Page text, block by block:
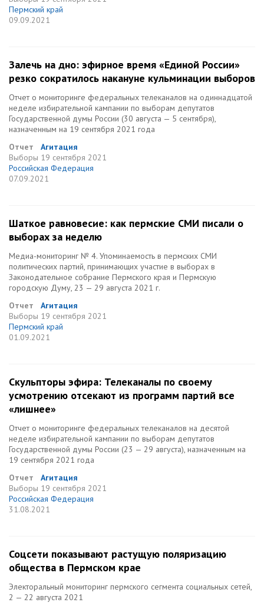
Пермский край
09.09.2021
Залечь на дно: эфирное время «Единой России»
резко сократилось накануне кульминации выборов
Отчет о мониторинге федеральных телеканалов на одиннадцатой
неделе избирательной кампании по выборам депутатов
Государственной думы России (30 августа — 5 сентября),
назначенным на 19 сентября 2021 года
Отчет
Агитация
Выборы 19 сентября 2021
Российская Федерация
07.09.2021
Шаткое равновесие: как пермские СМИ писали о
выборах за неделю
Медиа-мониторинг № 4. Упоминаемость в пермских СМИ
политических партий, принимающих участие в выборах в
Законодательное собрание Пермского края и Пермскую
городскую Думу, 23 — 29 августа 2021 г.
Отчет
Агитация
Выборы 19 сентября 2021
Пермский край
01.09.2021
Скульпторы эфира: Телеканалы по своему
усмотрению отсекают из программ партий все
«лишнее»
Отчет о мониторинге федеральных телеканалов на десятой
неделе избирательной кампании по выборам депутатов
Государственной думы России (23 — 29 августа), назначенным на
19 сентября 2021 года
Отчет
Агитация
Выборы 19 сентября 2021
Российская Федерация
31.08.2021
Соцсети показывают растущую поляризацию
общества в Пермском крае
Электоральный мониторинг пермского сегмента социальных сетей,
2 — 22 августа 2021